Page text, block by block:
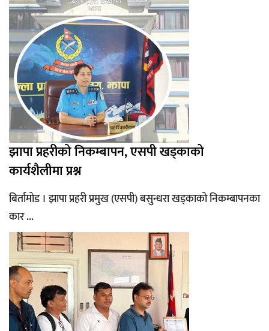
झापा प्रहरीको निकम्बापन, एसपी खड्काको
कार्यशैलीमा प्रश्न
बिर्तामोड । झापा प्रहरी प्रमुख (एसपी) बसुन्धरा खड्काको निकम्बापनका
कार ...